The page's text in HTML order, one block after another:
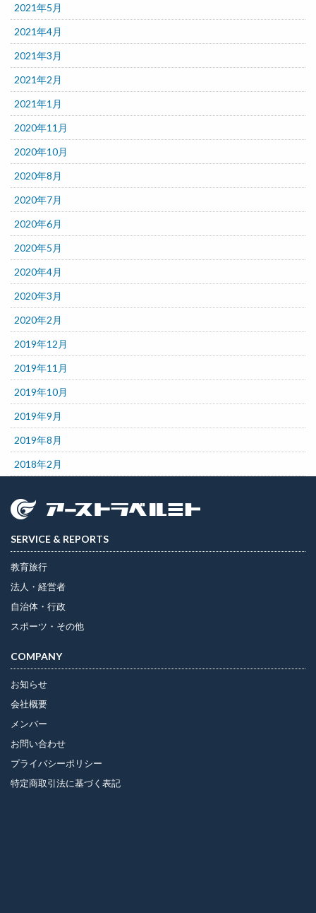
2021年5月
2021年4月
2021年3月
2021年2月
2021年1月
2020年11月
2020年10月
2020年8月
2020年7月
2020年6月
2020年5月
2020年4月
2020年3月
2020年2月
2019年12月
2019年11月
2019年10月
2019年9月
2019年8月
2018年2月
SERVICE & REPORTS
教育旅行
法人・経営者
自治体・行政
スポーツ・その他
COMPANY
お知らせ
会社概要
メンバー
お問い合わせ
プライバシーポリシー
特定商取引法に基づく表記